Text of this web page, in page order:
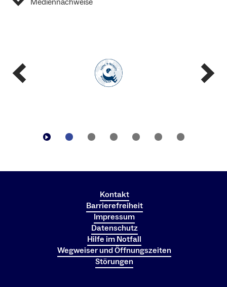
Kontakt
Barrierefreiheit
Impressum
Datenschutz
Hilfe im Notfall
Wegweiser und Öffnungszeiten
Störungen